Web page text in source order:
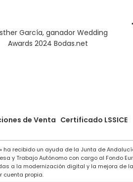
de Venta Certificado LSSICE
ha recibido un ayuda de la Junta de
y Trabajo Autónomo con cargo al Fondo
a la modernización digital y la mejora de
cuenta propia.